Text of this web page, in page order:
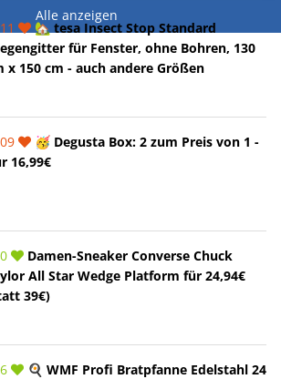
Alle anzeigen
🏡 tesa Insect Stop Standard
für Fenster, ohne Bohren, 130
x 150 cm - auch andere Größen
🥳 Degusta Box: 2 zum Preis von 1 -
16,99€
Damen-Sneaker Converse Chuck
All Star Wedge Platform für 24,94€
39€)
🍳 WMF Profi Bratpfanne Edelstahl 24